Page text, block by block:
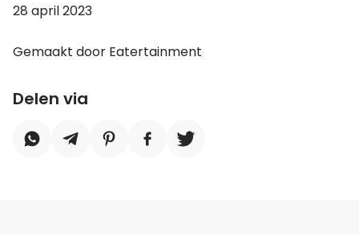
28 april 2023
Gemaakt door Eatertainment
Delen via